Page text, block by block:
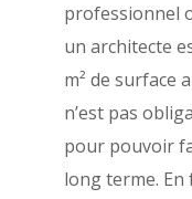
professionnel
un architecte
m² de surface
n’est pas
pour pouvoir
long terme. En